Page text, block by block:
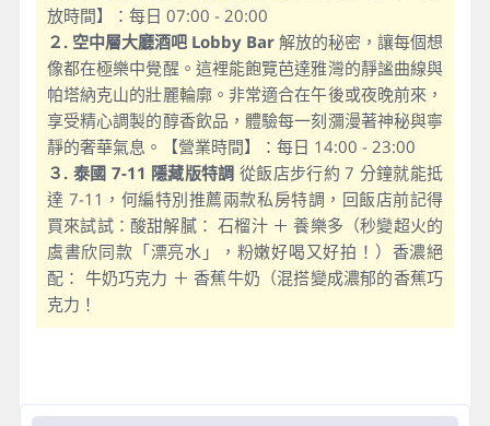
放時間】：每日 07:00 - 20:00
２. 空中層大廳酒吧 Lobby Bar解放的秘密，讓每個想
像都在極樂中覺醒。這裡能飽覽芭達雅灣的靜謐曲線與
帕塔納克山的壯麗輪廓。非常適合在午後或夜晚前來，
享受精心調製的醇香飲品，體驗每一刻瀰漫著神秘與寧
靜的奢華氣息。【營業時間】：每日 14:00 - 23:00
３. 泰國 7-11 隱藏版特調 從飯店步行約 7 分鐘就能抵
達 7-11，何編特別推薦兩款私房特調，回飯店前記得
買來試試：酸甜解膩： 石榴汁 ＋ 養樂多（秒變超火的
虞書欣同款「漂亮水」，粉嫩好喝又好拍！）香濃絕
配： 牛奶巧克力 ＋ 香蕉牛奶（混搭變成濃郁的香蕉巧
克力！